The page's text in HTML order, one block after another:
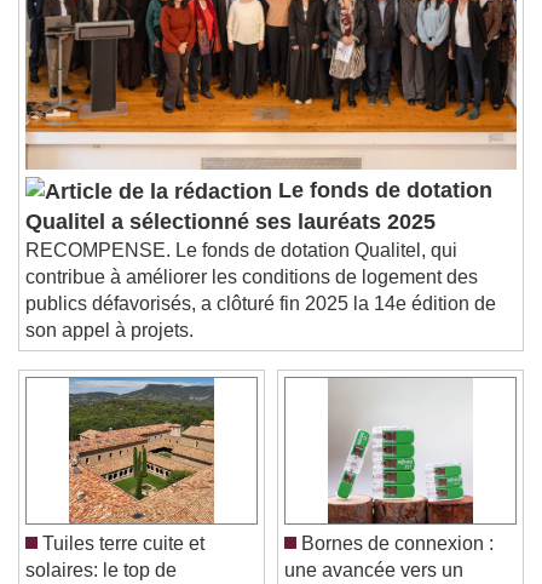
Subtitles
subtitles settings, opens subtitles
settings dialog
subtitles off, selected
Audio Track
Picture-in-Picture
Fullscreen
This is a modal window.
Beginning of dialog window. Escape will cancel
and close the window.
Text
Color Opacity
Text Background
Color
Caption Area Background
Color
Le fonds de dotation
Qualitel a sélectionné ses lauréats 2025
RECOMPENSE. Le fonds de dotation Qualitel, qui
contribue à améliorer les conditions de logement des
publics défavorisés, a clôturé fin 2025 la 14e édition de
son appel à projets.
Tuiles terre cuite et
Bornes de connexion :